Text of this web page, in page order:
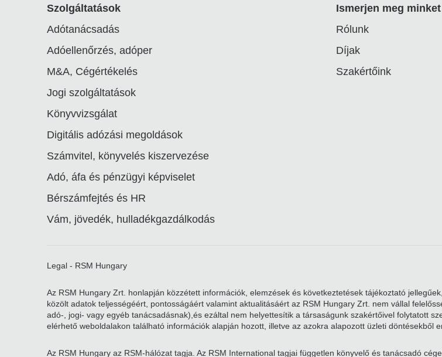
Footer
linkek
Szolgáltatások
Adótanácsadás
Adóellenőrzés, adóper
M&A, Cégértékelés
Jogi szolgáltatások
Könyvvizsgálat
Digitális adózási megoldások
Számvitel, könyvelés kiszervezése
Adó, áfa és pénzügyi képviselet
Bérszámfejtés és HR
Vám, jövedék, hulladékgazdálkodás
Ismerjen meg minket
Rólunk
Díjak
Szakértőink
Legal - RSM Hungary
Az RSM Hungary Zrt. honlapján közzétett információk, elemzések és következtetések tájékoztató
közölt adatok teljességéért, pontosságáért valamint aktualitásáért az RSM Hungary Zrt. nem vállal
adó-, jogi- vagy egyéb tanácsadásnak),és ezáltal nem helyettesítik a társaságunk szakértőivel folytatott
elérhető weboldalakon található információk alapján hozott, illetve az azokra alapozott üzleti döntésekből
Az RSM Hungary az RSM-hálózat tagja. Az RSM International tagjai független könyvelő és tanácsadó